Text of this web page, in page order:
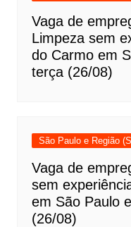
Vaga de
Limpeza sem
do Carmo em
terça (26/08)
São Paulo e Região
Vaga de
sem
em São Paulo
(26/08)